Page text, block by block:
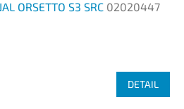
ORSETTO S3 SRC 02020447
DETAIL